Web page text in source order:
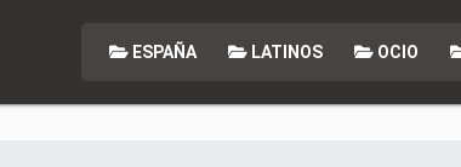
ESPAÑA LATINOS OCIO